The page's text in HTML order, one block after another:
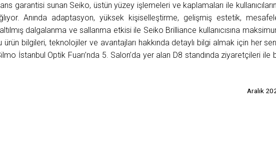
garantisi sunan Seiko, üstün yüzey işlemeleri ve kaplamaları ile
Anında adaptasyon, yüksek kişiselleştirme, gelişmiş estetik,
dalgalanma ve sallanma etkisi ile Seiko Brilliance kullanıcısına
ürün bilgileri, teknolojiler ve avantajları hakkında detaylı bilgi almak için her
İstanbul Optik Fuarı’nda 5. Salon’da yer alan D8 standında ziyaretçileri ile
Aralık